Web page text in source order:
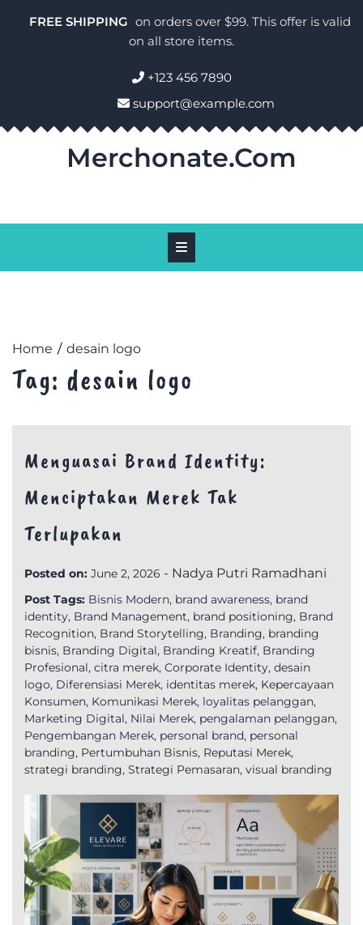
FREE SHIPPING on orders over $99. This offer is valid
on all store items.
+123 456 7890
support@example.com
Merchonate.com
Home desain logo
Tag: desain logo
Menguasai Brand Identity:
Menciptakan Merek Tak
Terlupakan
Posted on: June 2, 2026 - Nadya Putri Ramadhani
Post Tags: Bisnis Modern, brand awareness, brand
identity, Brand Management, brand positioning, Brand
Recognition, Brand Storytelling, Branding, branding
bisnis, Branding Digital, Branding Kreatif, Branding
Profesional, citra merek, Corporate Identity, desain
logo, Diferensiasi Merek, identitas merek, Kepercayaan
Konsumen, Komunikasi Merek, loyalitas pelanggan,
Marketing Digital, Nilai Merek, pengalaman pelanggan,
Pengembangan Merek, personal brand, personal
branding, Pertumbuhan Bisnis, Reputasi Merek,
strategi branding, Strategi Pemasaran, visual branding